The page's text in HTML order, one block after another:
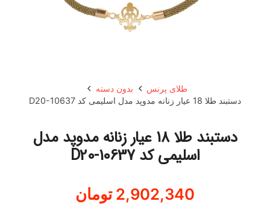
طلای پرنس
بدون دسته
دستبند طلا 18 عیار زنانه مدوپد مدل اسلیمی کد D20-10637
دستبند طلا 18 عیار زنانه مدوپد مدل
اسلیمی کد D20-10637
2,902,340 تومان